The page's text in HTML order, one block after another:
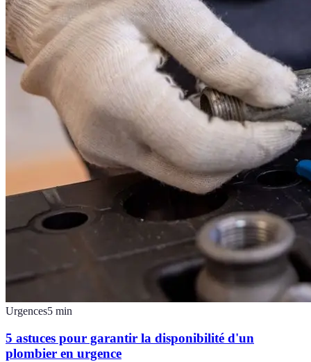
Urgences5 min
5 astuces pour garantir la disponibilité d'un
plombier en urgence